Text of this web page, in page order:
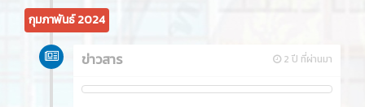
กุมภาพันธ์ 2024
2 ปี ที่ผ่านมา
ข่าวสาร